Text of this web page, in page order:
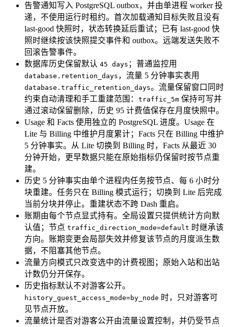
告警通知写入 PostgreSQL outbox，并由单进程 worker 投
递，不使用运行时租约。首次加载通知目标失败且没有
last-good 快照时，状态转换延后重试；已有 last-good 快
照时继续按该快照提交事件和 outbox。远端发送失败不
回滚告警事件。
数据库历史保留默认 45 days ；普通监控用
database.retention_days ，流量 5 分钟事实表用
database.traffic_retention_days。流量保留窗口同时
约束自动清理和手工重建范围： traffic_5m 保持可写并
通过滚动保留删除，历史 95 计费值保存在月度快照中。
Usage 和 Facts 使用独立的 PostgreSQL 进度。Usage 在
Lite 与 Billing 中维护月度累计；Facts 只在 Billing 中维护
5 分钟事实。从 Lite 切换到 Billing 时，Facts 从最近 30
分钟开始，更早数据只能在原始指标仍保留时按节点重
建。
历史 5 分钟事实由单个进程内任务按节点、每 6 小时分
块重建。任务只在 Billing 模式运行；切换到 Lite 后完成
当前分块并停止。重建状态不跨 Dash 重启。
账期由每个节点显式持有。全局设置只提供统计方向默
认值；节点 traffic_direction_mode=default 时继承该
方向。账期变更会局部失效并修复该节点的月度派生数
据，不阻塞其他节点。
流量方向模式只改变选中的计费视图；原始入站和出站
计数仍分开保存。
历史指标默认不对游客公开。
history_guest_access_mode=by_node 时，只对游客可
见节点开放。
流量统计是否对游客公开由流量设置控制，并仍受节点